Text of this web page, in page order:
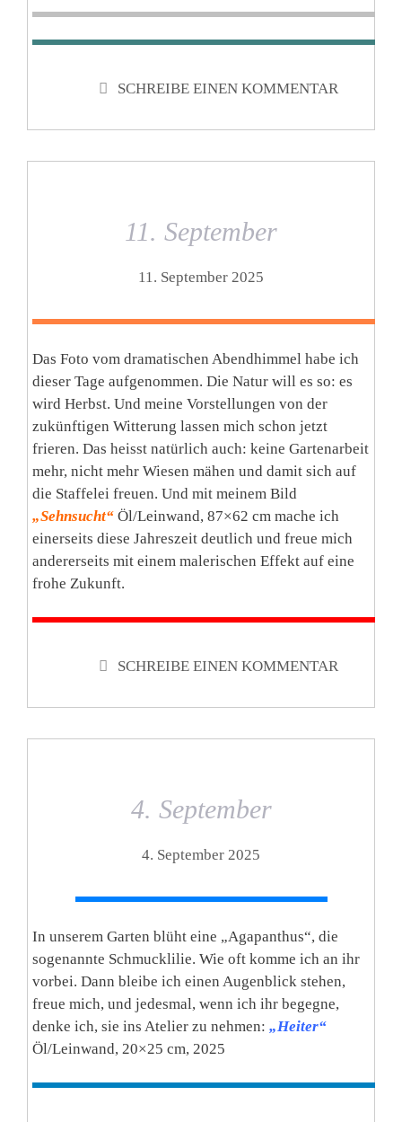
SCHREIBE EINEN KOMMENTAR
11. September
11. September 2025
Das Foto vom dramatischen Abendhimmel habe ich
dieser Tage aufgenommen. Die Natur will es so: es
wird Herbst. Und meine Vorstellungen von der
zukünftigen Witterung lassen mich schon jetzt
frieren. Das heisst natürlich auch: keine Gartenarbeit
mehr, nicht mehr Wiesen mähen und damit sich auf
die Staffelei freuen. Und mit meinem Bild
„Sehnsucht“ Öl/Leinwand, 87×62 cm mache ich
einerseits diese Jahreszeit deutlich und freue mich
andererseits mit einem malerischen Effekt auf eine
frohe Zukunft.
SCHREIBE EINEN KOMMENTAR
4. September
4. September 2025
In unserem Garten blüht eine „Agapanthus“, die
sogenannte Schmucklilie. Wie oft komme ich an ihr
vorbei. Dann bleibe ich einen Augenblick stehen,
freue mich, und jedesmal, wenn ich ihr begegne,
denke ich, sie ins Atelier zu nehmen: „Heiter“
Öl/Leinwand, 20×25 cm, 2025